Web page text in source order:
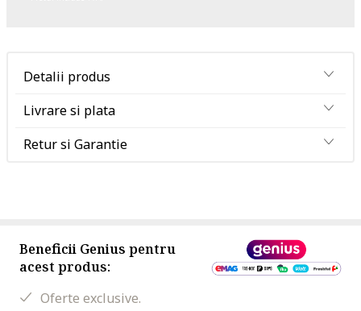
Detalii produs
Livrare si plata
Retur si Garantie
Beneficii Genius pentru
acest produs:
Oferte exclusive.